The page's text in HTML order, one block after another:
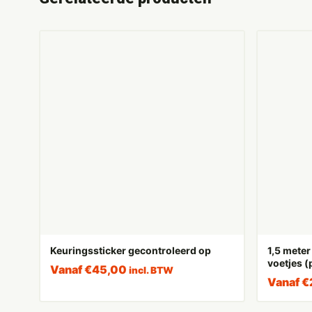
Keuringssticker gecontroleerd op
Vanaf€45,00 incl. BTW
1,5
voetjes
Vanaf€